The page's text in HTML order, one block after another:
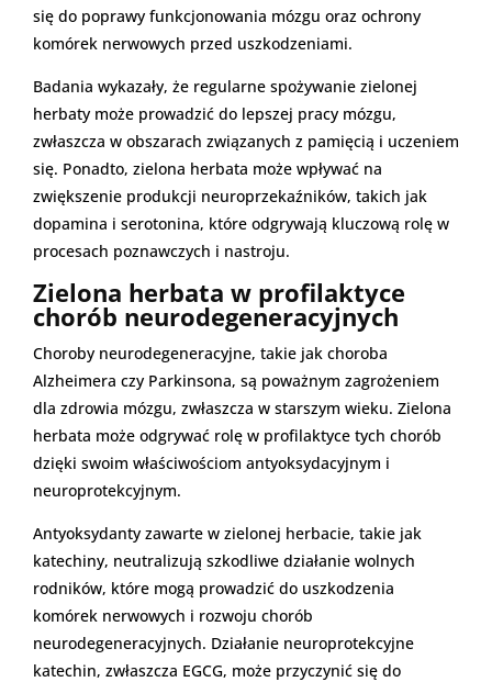
się do poprawy funkcjonowania mózgu oraz ochrony
komórek nerwowych przed uszkodzeniami.
Badania wykazały, że regularne spożywanie zielonej
herbaty może prowadzić do lepszej pracy mózgu,
zwłaszcza w obszarach związanych z pamięcią i uczeniem
się. Ponadto, zielona herbata może wpływać na
zwiększenie produkcji neuroprzekaźników, takich jak
dopamina i serotonina, które odgrywają kluczową rolę w
procesach poznawczych i nastroju.
Zielona herbata w profilaktyce
chorób neurodegeneracyjnych
Choroby neurodegeneracyjne, takie jak choroba
Alzheimera czy Parkinsona, są poważnym zagrożeniem
dla zdrowia mózgu, zwłaszcza w starszym wieku. Zielona
herbata może odgrywać rolę w profilaktyce tych chorób
dzięki swoim właściwościom antyoksydacyjnym i
neuroprotekcyjnym.
Antyoksydanty zawarte w zielonej herbacie, takie jak
katechiny, neutralizują szkodliwe działanie wolnych
rodników, które mogą prowadzić do uszkodzenia
komórek nerwowych i rozwoju chorób
neurodegeneracyjnych. Działanie neuroprotekcyjne
katechin, zwłaszcza EGCG, może przyczynić się do